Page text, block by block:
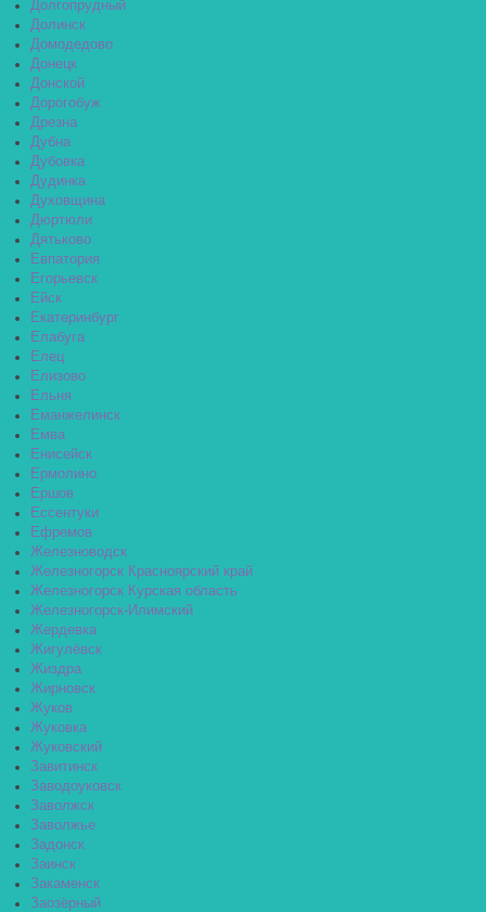
Долгопрудный
Долинск
Домодедово
Донецк
Донской
Дорогобуж
Дрезна
Дубна
Дубовка
Дудинка
Духовщина
Дюртюли
Дятьково
Евпатория
Егорьевск
Ейск
Екатеринбург
Елабуга
Елец
Елизово
Ельня
Еманжелинск
Емва
Енисейск
Ермолино
Ершов
Ессентуки
Ефремов
Железноводск
Железногорск Красноярский край
Железногорск Курская область
Железногорск-Илимский
Жердевка
Жигулёвск
Жиздра
Жирновск
Жуков
Жуковка
Жуковский
Завитинск
Заводоуковск
Заволжск
Заволжье
Задонск
Заинск
Закаменск
Заозёрный